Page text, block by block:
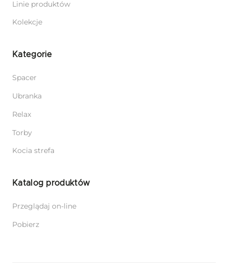
Linie produktów
Kolekcje
Kategorie
Spacer
Ubranka
Relax
Torby
Kocia strefa
Katalog produktów
Przeglądaj on-line
Pobierz